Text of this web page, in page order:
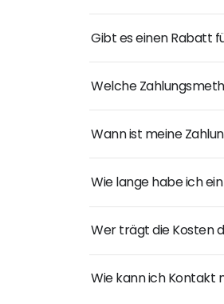
Gibt es einen Rabatt
Welche
Wann ist meine
Wie lange habe ich
Wer trägt die Kosten
Wie kann ich Kontakt